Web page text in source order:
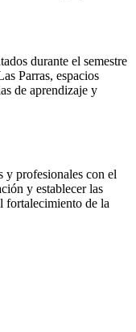
durante el semestre
Parras, espacios
de aprendizaje y
y profesionales con el
y establecer las
fortalecimiento de la